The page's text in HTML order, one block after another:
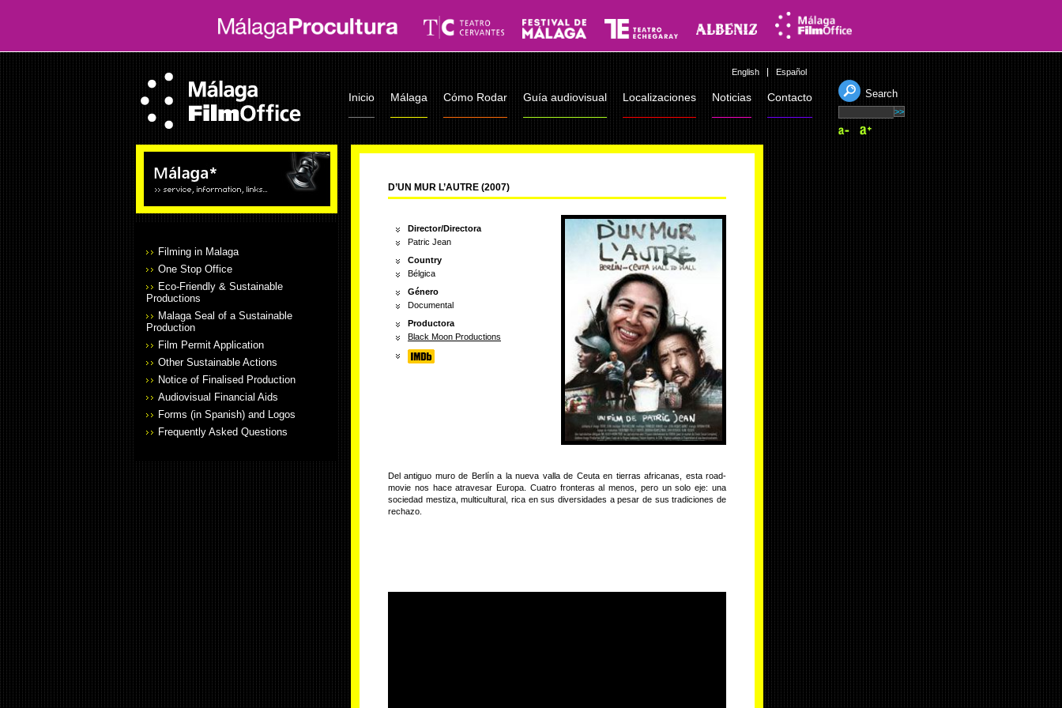
Español
English
Inicio Málaga Cómo Rodar Guía audiovisual Localizaciones Noticias Contacto Search
Filming in Malaga
One Stop Office
Eco-Friendly & Sustainable
Productions
Malaga Seal of a Sustainable
Production
Film Permit Application
Other Sustainable Actions
Notice of Finalised Production
Audiovisual Financial Aids
Forms (in Spanish) and Logos
Frequently Asked Questions
D’UN MUR L’AUTRE (2007)
Director/Directora
Patric Jean
Country
Bélgica
Género
Documental
Productora
Black Moon Productions
Del antiguo muro de Berlín a la nueva valla de Ceuta en tierras africanas, esta road-
movie nos hace atravesar Europa. Cuatro fronteras al menos, pero un solo eje: una
sociedad mestiza, multicultural, rica en sus diversidades a pesar de sus tradiciones de
rechazo.